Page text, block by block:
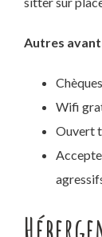
Autres
Wifi
Ouvert